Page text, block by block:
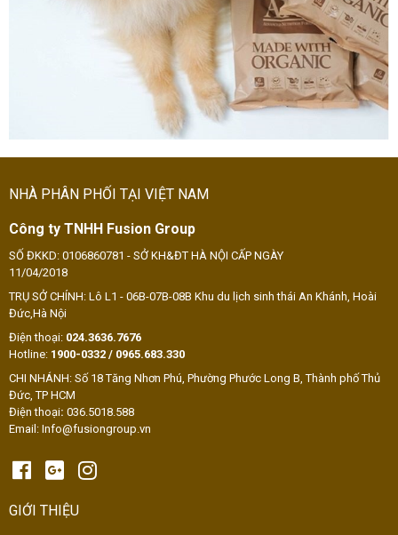
NHÀ PHÂN PHỐI TẠI VIỆT NAM
Công ty TNHH Fusion Group
SỐ ĐKKD: 0106860781 - SỞ KH&ĐT HÀ NỘI CẤP NGÀY
11/04/2018
TRỤ SỞ CHÍNH: Lô L1 - 06B-07B-08B Khu du lịch sinh thái An Khánh, Hoài
Đức,Hà Nội
Điện thoại: 024.3636.7676
Hotline: 1900-0332 / 0965.683.330
CHI NHÁNH: Số 18 Tăng Nhơn Phú, Phường Phước Long B, Thành phố Thủ
Đức, TP HCM
Điện thoại: 036.5018.588
Email: Info@fusiongroup.vn
GIỚI THIỆU